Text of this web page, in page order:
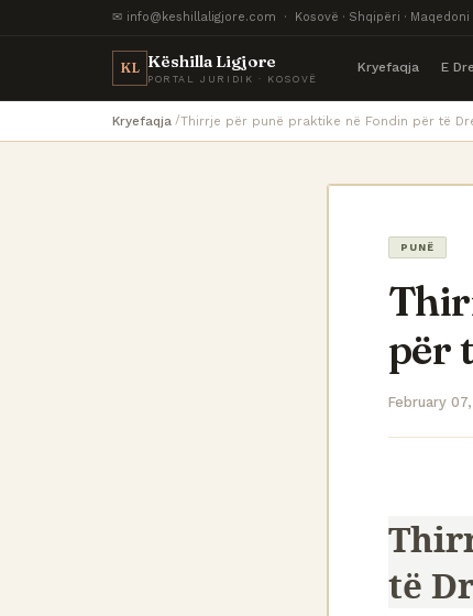
✉ info@keshillaligjore.com · Kosovë · Shqipëri · Maqedoni
KL Këshilla Ligjore
PORTAL JURIDIK · KOSOVË
Kryefaqja E
Kryefaqja Thirrje për punë praktike në Fondin për të
PUNË
për
February
të